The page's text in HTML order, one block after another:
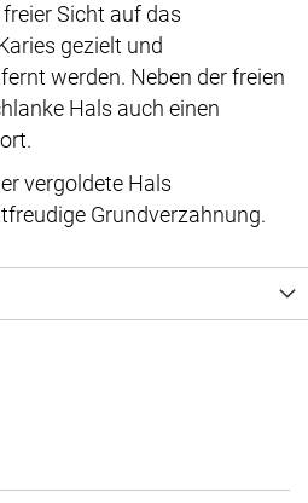
Sicht auf das
gezielt und
werden. Neben der freien
Hals auch einen
vergoldete Hals
Grundverzahnung.